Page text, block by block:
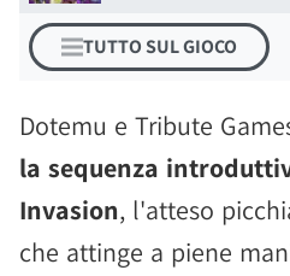
TUTTO SUL GIOCO
Dotemu e Tribute
la sequenza
Invasion, l'atteso
che attinge a piene